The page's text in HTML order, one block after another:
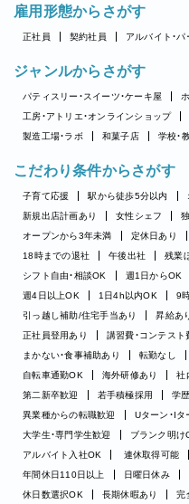
雇用形態からさがす
正社員 契約社員 アルバイト・パ
ジャンルからさがす
パティスリー・スイーツ・ケーキ屋
工房・アトリエ・オンラインショップ
製造工場・ラボ
和菓子店 学校・
こだわり条件からさがす
子育て応援 駅から徒歩5分以内
新規出店計画あり
女性シェフ
オープンから3年未満
定休日あり
18時までの退社
午後出社 残業
シフト自由・相談OK
週1日からOK
週4日以上OK
1日4h以内OK 9
引っ越し補助/住宅手当あり
昇給あ
正社員登用あり
講習費・コンテスト
まかない・食事補助あり
転勤なし
自転車通勤OK
海外研修あり 社
第二新卒歓迎
若手積極採用 学
異業種からの転職歓迎
Uターン・Iタ
大学生・専門学生歓迎
ブランク明け
アルバイト入社OK
連休取得可能
年間休日110日以上
日曜日休み
休日数選択OK
長期休暇あり 完